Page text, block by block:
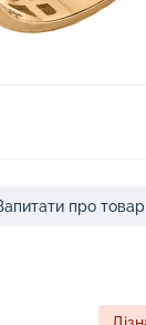
про товар